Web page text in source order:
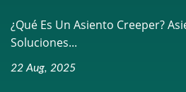
¿Qué Es Un Asiento Creeper?
Soluciones...
22 Aug, 2025